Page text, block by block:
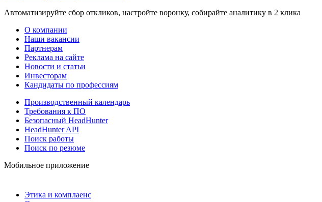
Автоматизируйте сбор откликов, настройте воронку, собирайте аналитику в 2 клика
О компании
Наши вакансии
Партнерам
Реклама на сайте
Новости и статьи
Инвесторам
Кандидаты по профессиям
Производственный календарь
Требования к ПО
Безопасный HeadHunter
HeadHunter API
Поиск работы
Поиск по резюме
Мобильное приложение
Этика и комплаенс